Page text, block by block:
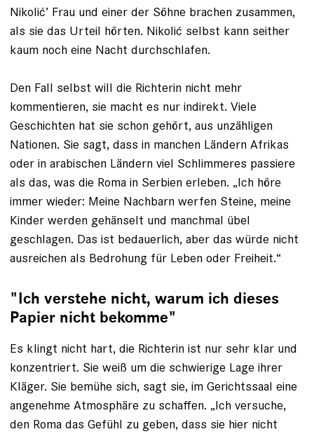
Nikolić’ Frau und einer der Söhne brachen zusammen,
als sie das Urteil hörten. Ni­ko­lić selbst kann seither
kaum noch eine Nacht durchschlafen.
Den Fall selbst will die Richterin nicht mehr
kommentieren, sie macht es nur indirekt. Viele
Geschichten hat sie schon gehört, aus unzähligen
Nationen. Sie sagt, dass in manchen Ländern Afrikas
oder in arabischen ­Ländern viel Schlimmeres passiere
als das, was die Roma in Serbien erleben. „Ich höre
immer wieder: Meine Nachbarn ­werfen Steine, meine
Kinder werden gehänselt und manchmal übel
geschlagen. Das ist bedauerlich, aber das würde nicht
ausreichen als Bedrohung für Leben oder Freiheit.“
"Ich verstehe nicht, warum ich dieses
Papier nicht bekomme"
Es klingt nicht hart, die Richterin ist nur sehr klar und
konzentriert. Sie weiß um die schwierige Lage ihrer
Kläger. Sie bemühe sich, sagt sie, im Gerichtssaal eine
angenehme Atmosphäre zu schaffen. „Ich versuche,
den Roma das Gefühl zu geben, dass sie hier nicht